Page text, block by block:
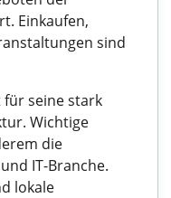
Einkaufen,
sind
für seine stark
Wichtige
die
IT-Branche.
lokale